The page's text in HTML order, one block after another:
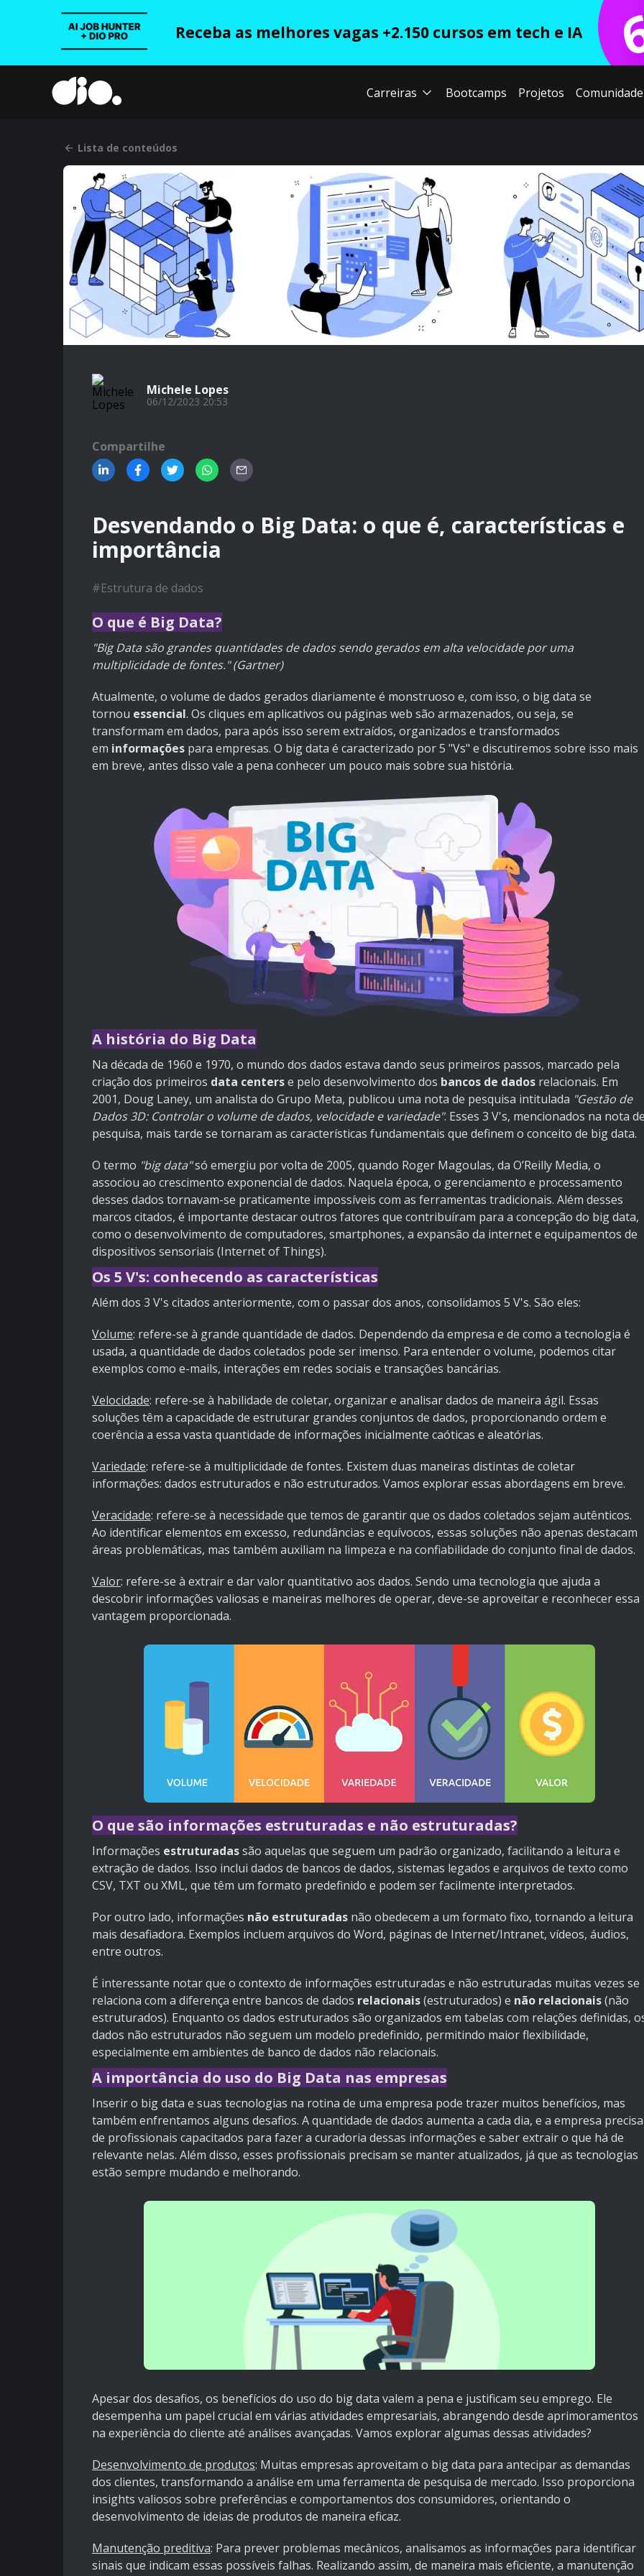
Receba as melhores vagas +2.150 cursos em tech e IA
Carreiras Bootcamps Projetos Comunidade
Lista de conteúdos
Michele Lopes
06/12/2023 20:53
Compartilhe
Desvendando o Big Data: o que é, características e
importância
#Estrutura de dados
O que é Big Data?
"Big Data são grandes quantidades de dados sendo gerados em alta velocidade por uma
multiplicidade de fontes." (Gartner)
Atualmente, o volume de dados gerados diariamente é monstruoso e, com isso, o big data se
tornou essencial. Os cliques em aplicativos ou páginas web são armazenados, ou seja, se
transformam em dados, para após isso serem extraídos, organizados e transformados
em informações para empresas. O big data é caracterizado por 5 "Vs" e discutiremos sobre isso mais
em breve, antes disso vale a pena conhecer um pouco mais sobre sua história.
A história do Big Data
Na década de 1960 e 1970, o mundo dos dados estava dando seus primeiros passos, marcado pela
criação dos primeiros data centerse pelo desenvolvimento dos bancos de dados relacionais. Em
2001, Doug Laney, um analista do Grupo Meta, publicou uma nota de pesquisa intitulada "Gestão de
Dados 3D: Controlar o volume de dados, velocidade e variedade". Esses 3 V's, mencionados na nota
pesquisa, mais tarde se tornaram as características fundamentais que definem o conceito de big data.
O termo "big data"só emergiu por volta de 2005, quando Roger Magoulas, da O’Reilly Media, o
associou ao crescimento exponencial de dados. Naquela época, o gerenciamento e processamento
desses dados tornavam-se praticamente impossíveis com as ferramentas tradicionais. Além desses
marcos citados, é importante destacar outros fatores que contribuíram para a concepção do big data,
como o desenvolvimento de computadores, smartphones, a expansão da internet e equipamentos de
dispositivos sensoriais (Internet of Things).
Os 5 V's: conhecendo as características
Além dos 3 V's citados anteriormente, com o passar dos anos, consolidamos 5 V's. São eles:
Volume: refere-se à grande quantidade de dados. Dependendo da empresa e de como a tecnologia é
usada, a quantidade de dados coletados pode ser imenso. Para entender o volume, podemos citar
exemplos como e-mails, interações em redes sociais e transações bancárias.
Velocidade: refere-se à habilidade de coletar, organizar e analisar dados de maneira ágil. Essas
soluções têm a capacidade de estruturar grandes conjuntos de dados, proporcionando ordem e
coerência a essa vasta quantidade de informações inicialmente caóticas e aleatórias.
Variedade: refere-se à multiplicidade de fontes. Existem duas maneiras distintas de coletar
informações: dados estruturados e não estruturados. Vamos explorar essas abordagens em breve.
Veracidade: refere-se à necessidade que temos de garantir que os dados coletados sejam autênticos.
Ao identificar elementos em excesso, redundâncias e equívocos, essas soluções não apenas destacam
áreas problemáticas, mas também auxiliam na limpeza e na confiabilidade do conjunto final de dados.
Valor: refere-se à extrair e dar valor quantitativo aos dados. Sendo uma tecnologia que ajuda a
descobrir informações valiosas e maneiras melhores de operar, deve-se aproveitar e reconhecer essa
vantagem proporcionada.
O que são informações estruturadas e não estruturadas?
Informações estruturadassão aquelas que seguem um padrão organizado, facilitando a leitura e
extração de dados. Isso inclui dados de bancos de dados, sistemas legados e arquivos de texto como
CSV, TXT ou XML, que têm um formato predefinido e podem ser facilmente interpretados.
Por outro lado, informações não estruturadas não obedecem a um formato fixo, tornando a leitura
mais desafiadora. Exemplos incluem arquivos do Word, páginas de Internet/Intranet, vídeos, áudios,
entre outros.
É interessante notar que o contexto de informações estruturadas e não estruturadas muitas vezes se
relaciona com a diferença entre bancos de dados relacionais(estruturados) e não relacionais(não
estruturados). Enquanto os dados estruturados são organizados em tabelas com relações definidas,
dados não estruturados não seguem um modelo predefinido, permitindo maior flexibilidade,
especialmente em ambientes de banco de dados não relacionais.
A importância do uso do Big Data nas empresas
Inserir o big data e suas tecnologias na rotina de uma empresa pode trazer muitos benefícios, mas
também enfrentamos alguns desafios. A quantidade de dados aumenta a cada dia, e a empresa precisa
de profissionais capacitados para fazer a curadoria dessas informações e saber extrair o que há de
relevante nelas. Além disso, esses profissionais precisam se manter atualizados, já que as tecnologias
estão sempre mudando e melhorando.
Apesar dos desafios, os benefícios do uso do big data valem a pena e justificam seu emprego. Ele
desempenha um papel crucial em várias atividades empresariais, abrangendo desde aprimoramentos
na experiência do cliente até análises avançadas. Vamos explorar algumas dessas atividades?
Desenvolvimento de produtos: Muitas empresas aproveitam o big data para antecipar as demandas
dos clientes, transformando a análise em uma ferramenta de pesquisa de mercado. Isso proporciona
insights valiosos sobre preferências e comportamentos dos consumidores, orientando o
desenvolvimento de ideias de produtos de maneira eficaz.
Manutenção preditiva: Para prever problemas mecânicos, analisamos as informações para identificar
sinais que indicam essas possíveis falhas. Realizando assim, de maneira mais eficiente, a manutenção